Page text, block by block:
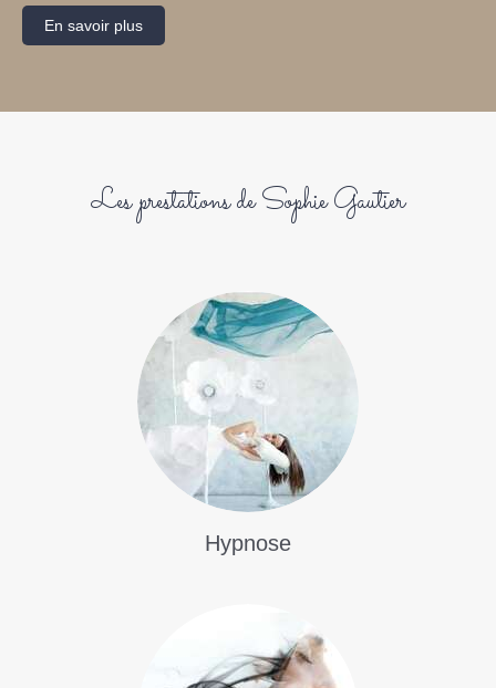
En savoir plus
Les prestations de Sophie Gautier
Hypnose